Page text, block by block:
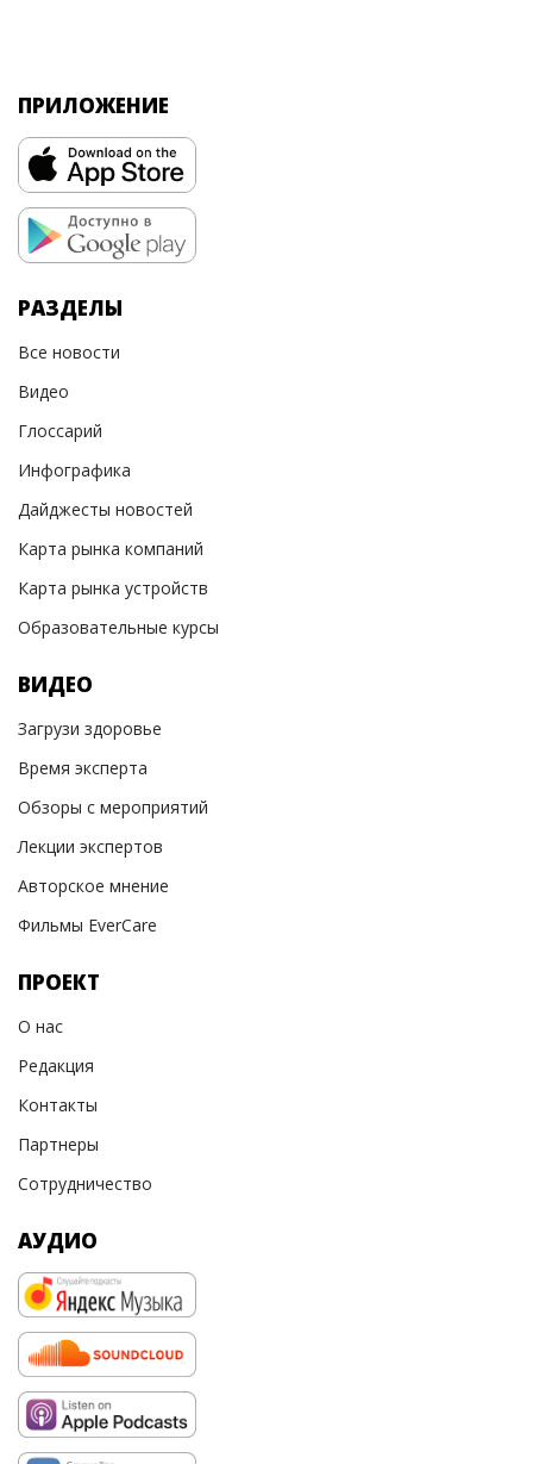
ПРИЛОЖЕНИЕ
РАЗДЕЛЫ
Все новости
Видео
Глоссарий
Инфографика
Дайджесты новостей
Карта рынка компаний
Карта рынка устройств
Образовательные курсы
ВИДЕО
Загрузи здоровье
Время эксперта
Обзоры с мероприятий
Лекции экспертов
Авторское мнение
Фильмы EverCare
ПРОЕКТ
О нас
Редакция
Контакты
Партнеры
Сотрудничество
АУДИО